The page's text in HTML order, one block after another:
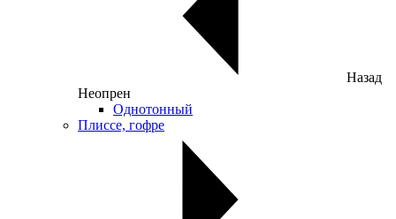
Назад
Неопрен
Однотонный
Плиссе, гофре